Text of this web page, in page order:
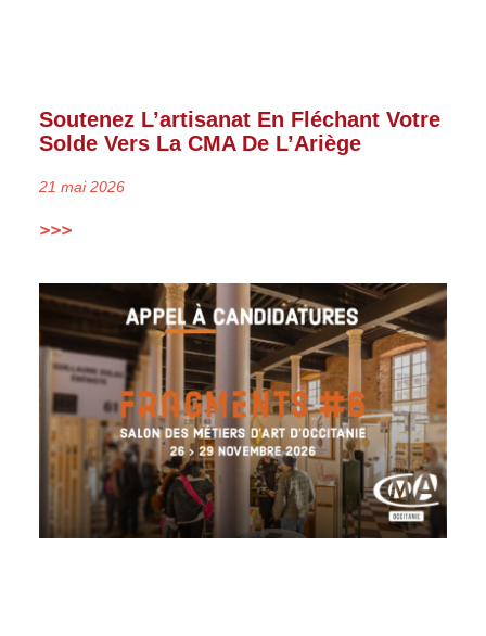
Soutenez L’artisanat En Fléchant Votre
Solde Vers La CMA De L’Ariège
21 mai 2026
>>>